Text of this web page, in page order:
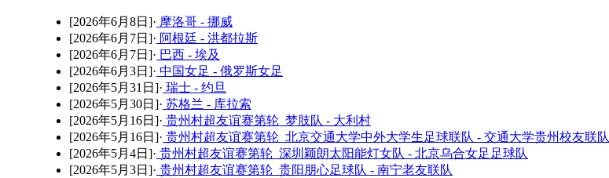
[2026年6月8日]· 摩洛哥 - 挪威
[2026年6月7日]· 阿根廷 - 洪都拉斯
[2026年6月7日]· 巴西 - 埃及
[2026年6月3日]· 中国女足 - 俄罗斯女足
[2026年5月31日]· 瑞士 - 约旦
[2026年5月30日]· 苏格兰 - 库拉索
[2026年5月16日]· 贵州村超友谊赛第轮 梦肢队 - 大利村
[2026年5月16日]· 贵州村超友谊赛第轮 北京交通大学中外大学生足球联队 - 交通大学贵州校友联队
[2026年5月4日]· 贵州村超友谊赛第轮 深圳颖朗太阳能灯女队 - 北京乌合女足足球队
[2026年5月3日]· 贵州村超友谊赛第轮 贵阳朋心足球队 - 南宁老友联队